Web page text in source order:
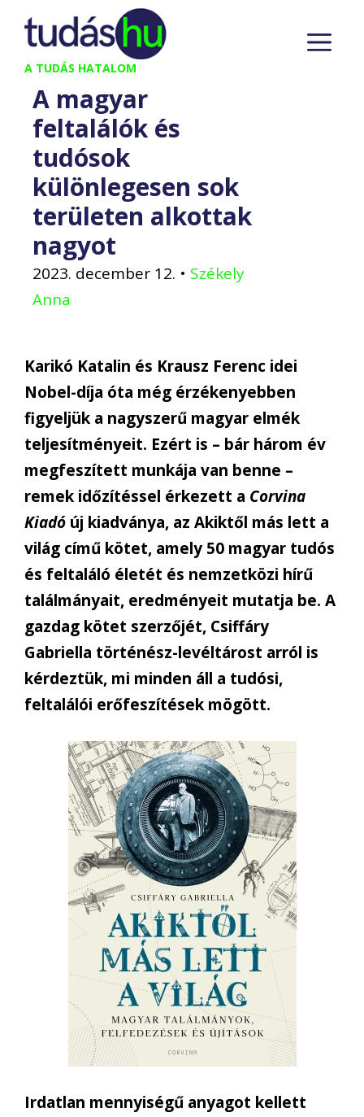
Kilépés
tartalomba
A TUDÁS HATALOM
A magyar
feltalálók és
tudósok
különlegesen sok
területen alkottak
nagyot
2023. december 12. • Székely
Anna
Karikó Katalin és Krausz Ferenc idei
Nobel-díja óta még érzékenyebben
figyeljük a nagyszerű magyar elmék
teljesítményeit. Ezért is – bár három év
megfeszített munkája van benne –
remek időzítéssel érkezett a Corvina
Kiadó új kiadványa, az Akiktől más lett a
világ című kötet, amely 50 magyar tudós
és feltaláló életét és nemzetközi hírű
találmányait, eredményeit mutatja be. A
gazdag kötet szerzőjét, Csiffáry
Gabriella történész-levéltárost arról is
kérdeztük, mi minden áll a tudósi,
feltalálói erőfeszítések mögött.
Irdatlan mennyiségű anyagot kellett